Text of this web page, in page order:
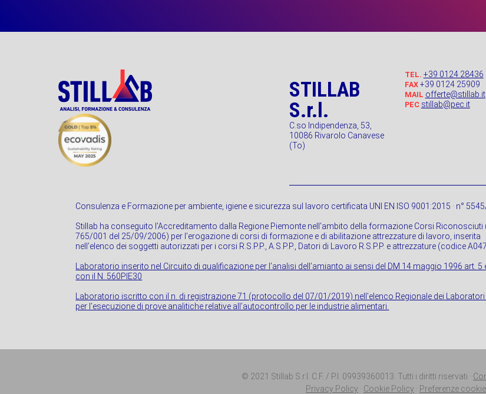
STILLAB
S.r.l.
C.so Indipendenza, 53,
10086 Rivarolo Canavese
(To)
TEL. +39 0124 28436
FAX+39 0124 25909
MAIL offerte@stillab.it
PEC stillab@pec.it
Consulenza e Formazione per ambiente, igiene e sicurezza sul lavoro certificata UNI EN ISO 9001:2015 · n°
Stillab ha conseguito l’Accreditamento dalla Regione Piemonte nell’ambito della formazione Corsi Riconosciuti
765/001 del 25/09/2006) per l’erogazione di corsi di formazione e di abilitazione attrezzature di lavoro, inserita
nell’elenco dei soggetti autorizzati per i corsi R.S.P.P., A.S.P.P., Datori di Lavoro R.S.P.P. e attrezzature (codice
Laboratorio inserito nel Circuito di qualificazione per l’analisi dell’amianto ai sensi del DM 14 maggio 1996 art. 5
con il N. 560PIE30
Laboratorio iscritto con il n. di registrazione 71 (protocollo del 07/01/2019) nell’elenco Regionale dei Laboratori
per l’esecuzione di prove analitiche relative all’autocontrollo per le industrie alimentari.
© 2021 Stillab S.r.l. C.F. / P.I. 09939360013. Tutti i diritti riservati ·
Privacy Policy · Cookie Policy · Preferenze cookie